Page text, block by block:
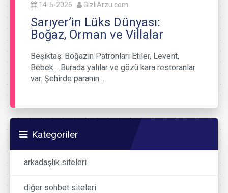
14-5-2026 GizliArzu.com
Sarıyer’in Lüks Dünyası:
Boğaz, Orman ve Villalar
Beşiktaş: Boğazın Patronları Etiler, Levent,
Bebek… Burada yalılar ve gözü kara restoranlar
var. Şehirde paranın…
Kategoriler
arkadaşlık siteleri
diğer sohbet siteleri